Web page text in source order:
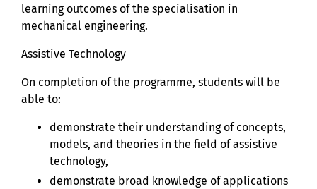
learning outcomes of the specialisation in
mechanical engineering.
Assistive Technology
On completion of the programme, students will be
able to:
demonstrate their understanding of concepts,
models, and theories in the field of assistive
technology,
demonstrate broad knowledge of applications